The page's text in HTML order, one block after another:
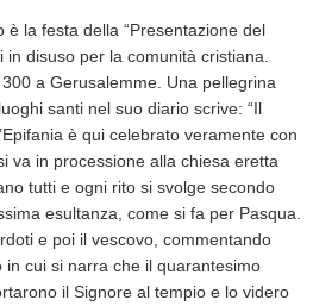
la festa della “Presentazione del
disuso per la comunità cristiana.
a Gerusalemme. Una pellegrina
santi nel suo diario scrive: “Il
è qui celebrato veramente con
va in processione alla chiesa eretta
tutti e ogni rito si svolge secondo
esultanza, come si fa per Pasqua.
e poi il vescovo, commentando
cui si narra che il quarantesimo
il Signore al tempio e lo videro